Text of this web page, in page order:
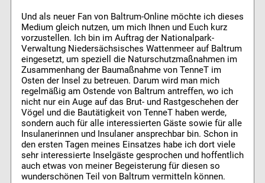
Und als neuer Fan von Baltrum-Online möchte ich dieses
Medium gleich nutzen, um mich Ihnen und Euch kurz
vorzustellen. Ich bin im Auftrag der Nationalpark-
Verwaltung Niedersächsisches Wattenmeer auf Baltrum
eingesetzt, um speziell die Naturschutzmaßnahmen im
Zusammenhang der Baumaßnahme von TenneT im
Osten der Insel zu betreuen. Darum wird man mich
regelmäßig am Ostende von Baltrum antreffen, wo ich
nicht nur ein Auge auf das Brut- und Rastgeschehen der
Vögel und die Bautätigkeit von TenneT haben werde,
sondern auch für alle interessierten Gäste sowie für alle
Insulanerinnen und Insulaner ansprechbar bin. Schon in
den ersten Tagen meines Einsatzes habe ich dort viele
sehr interessierte Inselgäste gesprochen und hoffentlich
auch etwas von meiner Begeisterung für diesen so
wunderschönen Teil von Baltrum vermitteln können.